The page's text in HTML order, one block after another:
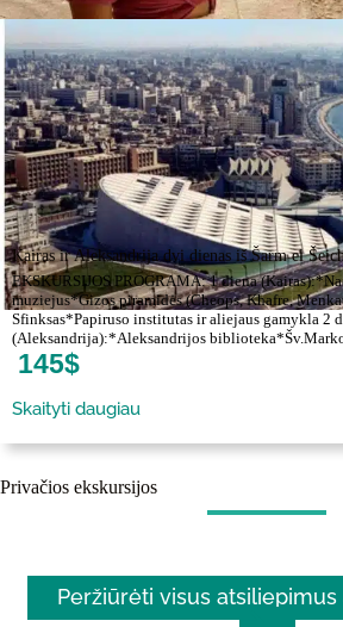
Kairas ir Aleksandrija dvi dienas iš Šarm el
EKSKURSIJOS PROGRAMA: 1 diena
muziejus*Gizos piramidės (Cheops, Khafre,
Sfinksas*Papiruso institutas ir aliejaus gamykla 2
(Aleksandrija):*Aleksandrijos
145$
Skaityti daugiau
Privačios ekskursijos
Peržiūrėti visus